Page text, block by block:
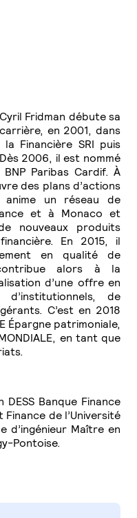
Cyril Fridman débute sa
carrière, en 2001, dans
Financière SRI puis
2006, il est nommé
Paribas Cardif. À
des plans d’actions
anime un réseau de
et à Monaco et
nouveaux produits
En 2015, il
en qualité de
alors à la
d’une offre en
de
C’est en 2018
Épargne patrimoniale,
en tant que
Banque Finance
de l’Université
d’ingénieur Maître en
Pontoise.